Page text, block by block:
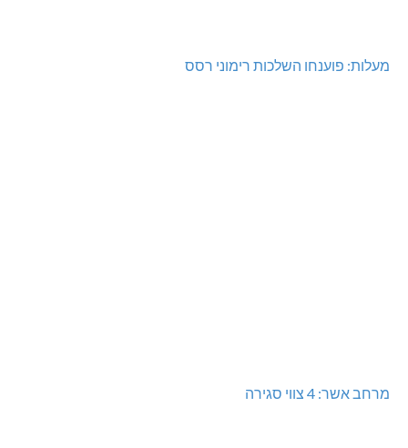
מעלות: פוענחו השלכות רימוני רסס
מרחב אשר: 4 צווי סגירה